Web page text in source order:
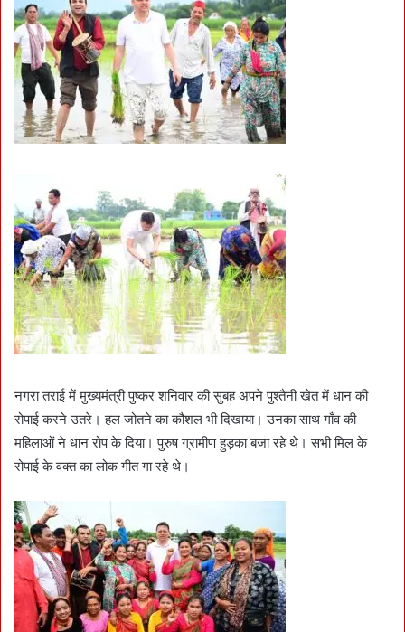
नगरा तराई में मुख्यमंत्री पुष्कर शनिवार की सुबह अपने पुश्तैनी खेत में धान की
रोपाई करने उतरे। हल जोतने का कौशल भी दिखाया। उनका साथ गाँव की
महिलाओं ने धान रोप के दिया। पुरुष ग्रामीण हुड़का बजा रहे थे। सभी मिल के
रोपाई के वक्त का लोक गीत गा रहे थे।